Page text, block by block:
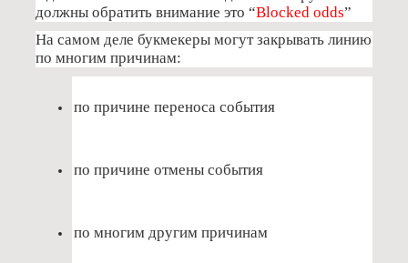
должны обратить внимание это “Blocked odds”
На самом деле букмекеры могут закрывать линию
по многим причинам:
по причине переноса события
по причине отмены события
по многим другим причинам